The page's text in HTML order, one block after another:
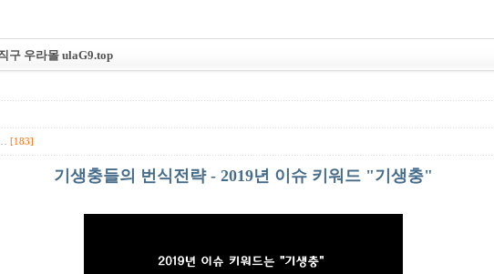
구 우라몰 ulaG9.top
[183]
기생충들의 번식전략 - 2019년 이슈 키워드 "기생충"